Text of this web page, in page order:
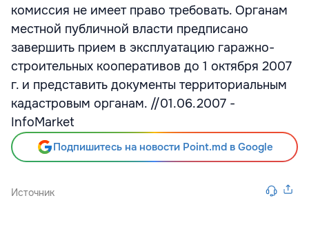
комиссия не имеет право требовать. Органам
местной публичной власти предписано
завершить прием в эксплуатацию гаражно-
строительных кооперативов до 1 октября 2007
г. и представить документы территориальным
кадастровым органам. //01.06.2007 -
InfoMarket
Подпишитесь на новости Point.md в Google
Источник